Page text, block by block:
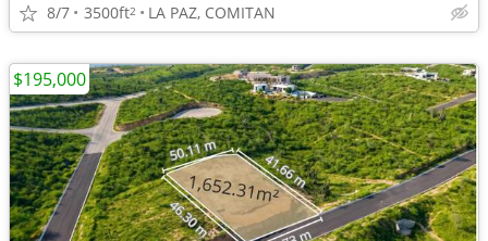
8/7 3500ft2 LA PAZ, COMITAN
$195,000